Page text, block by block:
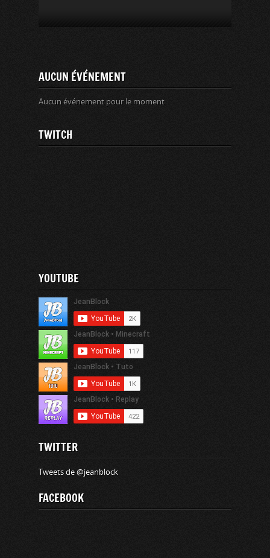
AUCUN ÉVÉNEMENT
Aucun événement pour le moment
TWITCH
YOUTUBE
TWITTER
Tweets de @jeanblock
FACEBOOK